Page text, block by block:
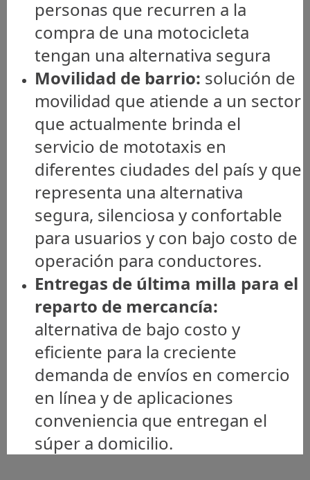
personas que recurren a la
compra de una motocicleta
tengan una alternativa segura
Movilidad de barrio: solución de
movilidad que atiende a un sector
que actualmente brinda el
servicio de mototaxis en
diferentes ciudades del país y que
representa una alternativa
segura, silenciosa y confortable
para usuarios y con bajo costo de
operación para conductores.
Entregas de última milla para el
reparto de mercancía:
alternativa de bajo costo y
eficiente para la creciente
demanda de envíos en comercio
en línea y de aplicaciones
conveniencia que entregan el
súper a domicilio.